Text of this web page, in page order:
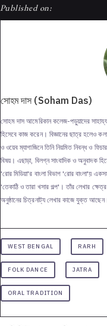
Published on:
সোহম দাস (Soham Das)
সোহম দাস আমেরিকান কলেজ-পড়ুয়াদের
হিসেবে কাজ করেন। বিজ্ঞানের ছাত্র হলেও
ও ওয়েব ম্যাগাজিনে তিনি নিয়মিত নিবন্ধ ও
বিষয়। এছাড়া, বিলগ্ন সাংবাদিক ও অনুবাদক
'রোর মিডিয়া'র বাংলা বিভাগ 'রোর বাংলা'য়
'তেকাঠি ও তারা খসার গল্প'। তাঁর লেখার
অনুষ্ঠানের চিত্রনাট্য লেখার কাজে যুক্ত
WEST BENGAL RARH
FOLK DANCE JATRA
ORAL TRADITION